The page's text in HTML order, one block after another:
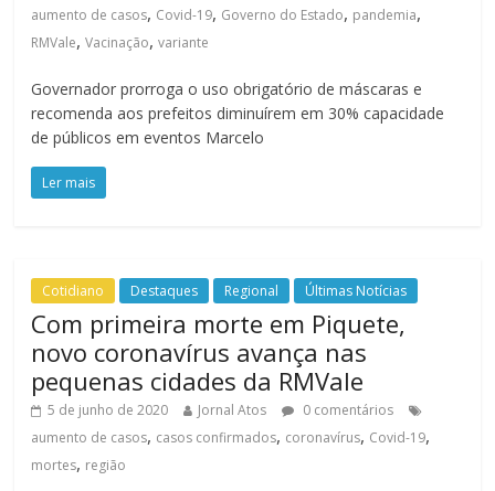
aumento de casos, Covid-19, Governo do Estado, pandemia,
RMVale,Vacinação,variante
Governador prorroga o uso obrigatório de máscaras e
recomenda aos prefeitos diminuírem em 30% capacidade
de públicos em eventos Marcelo
Ler mais
Cotidiano Destaques Regional Últimas Notícias
Com primeira morte em Piquete,
novo coronavírus avança nas
pequenas cidades da RMVale
5 de junho de 2020 Jornal Atos
0 comentários
aumento de casos, casos confirmados, coronavírus, Covid-19,
mortes, região